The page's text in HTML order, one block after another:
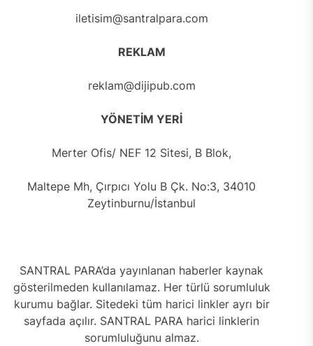
iletisim@santralpara.com
REKLAM
reklam@dijipub.com
YÖNETİM YERİ
Merter Ofis/ NEF 12 Sitesi, B Blok,
Maltepe Mh, Çırpıcı Yolu B Çk. No:3, 34010
Zeytinburnu/İstanbul
SANTRAL PARA’da yayınlanan haberler kaynak
gösterilmeden kullanılamaz. Her türlü sorumluluk
kurumu bağlar. Sitedeki tüm harici linkler ayrı bir
sayfada açılır. SANTRAL PARA harici linklerin
sorumluluğunu almaz.